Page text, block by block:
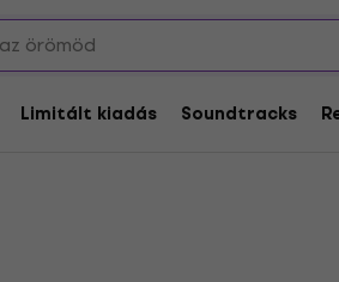
Limitált kiadás Soundtracks